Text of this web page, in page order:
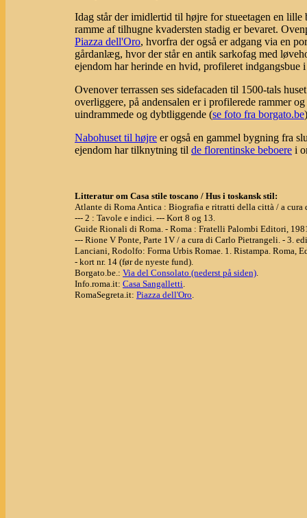
Idag står der imidlertid til højre for stueetagen en
ramme af tilhugne kvadersten stadig er bevaret.
Piazza dell'Oro, hvorfra der også er adgang via en
gårdanlæg, hvor der står en antik sarkofag med
ejendom har herinde en hvid, profileret indgangsbue
Ovenover terrassen ses sidefacaden til 1500-tals
overliggere, på andensalen er i profilerede rammer
uindrammede og dybtliggende (se foto fra borgato.be
Nabohuset til højre er også en gammel bygning fra
ejendom har tilknytning til de florentinske beboere i
Litteratur om Casa stile toscano / Hus i toskansk stil:
Atlante di Roma Antica : Biografia e ritratti della città / a
--- 2 : Tavole e indici. --- Kort 8 og 13.
Guide Rionali di Roma. - Roma : Fratelli Palombi Editori,
--- Rione V Ponte, Parte 1V / a cura di Carlo Pietrangeli. - 3.
Lanciani, Rodolfo: Forma Urbis Romae. 1. Ristampa. Roma,
- kort nr. 14 (før de nyeste fund).
Borgato.be.: Via del Consolato (nederst på siden).
Info.roma.it: Casa Sangalletti.
RomaSegreta.it: Piazza dell'Oro.